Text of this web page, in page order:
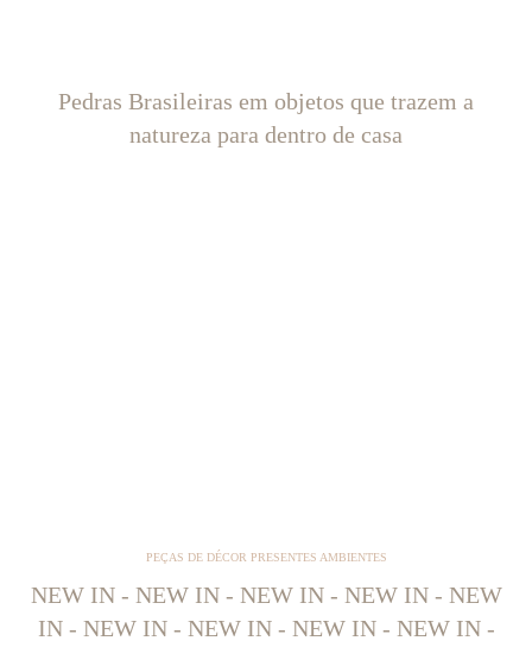
Pedras Brasileiras em objetos que trazem a
natureza para dentro de casa
PEÇAS DE DÉCOR PRESENTES AMBIENTES
NEW IN - NEW IN - NEW IN - NEW IN - NEW
IN - NEW IN - NEW IN - NEW IN - NEW IN -